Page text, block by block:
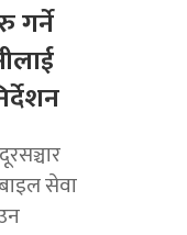
गर्ने
सेवा